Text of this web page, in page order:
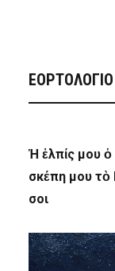
ΕΟΡΤΟΛΟΓΙΟ
Ἡ ἐλπίς μου
σκέπη μου τὸ
σοι